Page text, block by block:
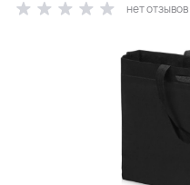
нет отзывов